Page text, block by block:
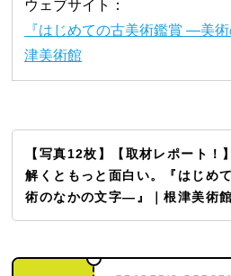
ウェブサイト：
『はじめての古美術鑑賞 ―美
津美術館
【写真12枚】【取材レポート！
解くともっと面白い。『はじめ
術のなかの文字―』｜根津美術